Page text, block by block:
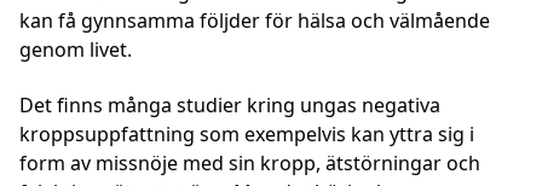
kan få gynnsamma följder för hälsa och välmående
genom livet.
Det finns många studier kring ungas negativa
kroppsuppfattning som exempelvis kan yttra sig i
form av missnöje med sin kropp, ätstörningar och